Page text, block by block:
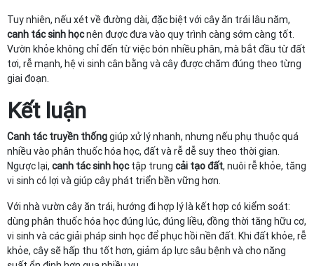
Tuy nhiên, nếu xét về đường dài, đặc biệt với cây ăn trái lâu năm,
canh tác sinh họcnên được đưa vào quy trình càng sớm càng tốt.
Vườn khỏe không chỉ đến từ việc bón nhiều phân, mà bắt đầu từ đất
tơi, rễ mạnh, hệ vi sinh cân bằng và cây được chăm đúng theo từng
giai đoạn.
Kết luận
Canh tác truyền thốnggiúp xử lý nhanh, nhưng nếu phụ thuộc quá
nhiều vào phân thuốc hóa học, đất và rễ dễ suy theo thời gian.
Ngược lại, canh tác sinh họctập trung cải tạo đất, nuôi rễ khỏe, tăng
vi sinh có lợi và giúp cây phát triển bền vững hơn.
Với nhà vườn cây ăn trái, hướng đi hợp lý là kết hợp có kiểm soát:
dùng phân thuốc hóa học đúng lúc, đúng liều, đồng thời tăng hữu cơ,
vi sinh và các giải pháp sinh học để phục hồi nền đất. Khi đất khỏe, rễ
khỏe, cây sẽ hấp thu tốt hơn, giảm áp lực sâu bệnh và cho năng